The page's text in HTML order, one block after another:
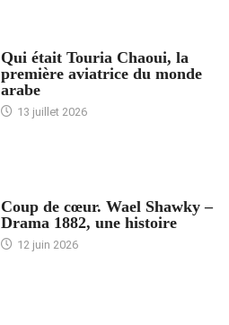
Qui était Touria Chaoui, la
première aviatrice du monde
arabe
13 juillet 2026
Coup de cœur. Wael Shawky –
Drama 1882, une histoire
12 juin 2026